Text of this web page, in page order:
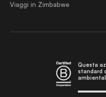
Viaggi in Zimbabwe
Questa
standard